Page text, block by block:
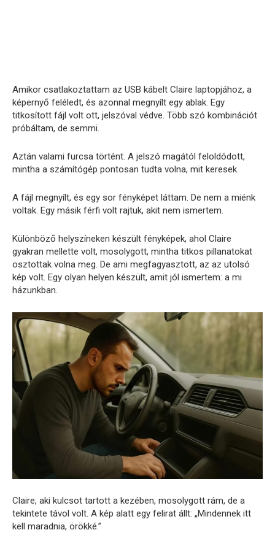
Amikor csatlakoztattam az USB kábelt Claire laptopjához, a
képernyő feléledt, és azonnal megnyílt egy ablak. Egy
titkosított fájl volt ott, jelszóval védve. Több szó kombinációt
próbáltam, de semmi.
Aztán valami furcsa történt. A jelszó magától feloldódott,
mintha a számítógép pontosan tudta volna, mit keresek.
A fájl megnyílt, és egy sor fényképet láttam. De nem a miénk
voltak. Egy másik férfi volt rajtuk, akit nem ismertem.
Különböző helyszíneken készült fényképek, ahol Claire
gyakran mellette volt, mosolygott, mintha titkos pillanatokat
osztottak volna meg. De ami megfagyasztott, az az utolsó
kép volt. Egy olyan helyen készült, amit jól ismertem: a mi
házunkban.
Claire, aki kulcsot tartott a kezében, mosolygott rám, de a
tekintete távol volt. A kép alatt egy felirat állt: „Mindennek itt
kell maradnia, örökké.”